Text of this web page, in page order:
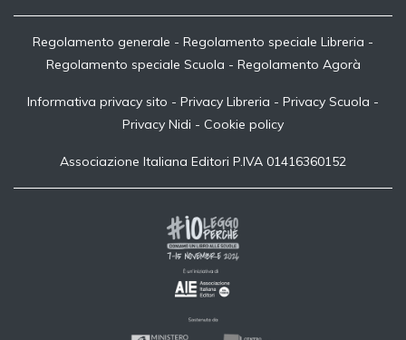
Regolamento generale - Regolamento speciale Libreria -
Regolamento speciale Scuola - Regolamento Agorà
Informativa privacy sito - Privacy Libreria - Privacy Scuola -
Privacy Nidi - Cookie policy
Associazione Italiana Editori P.IVA 01416360152